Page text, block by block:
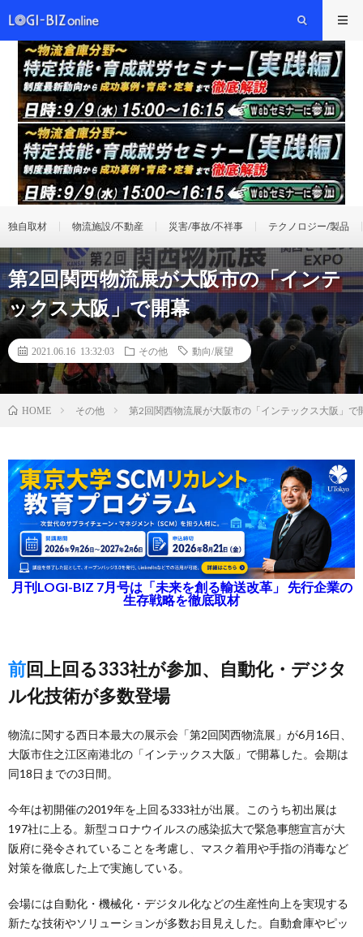
独自取材 物流施設/不動産 災害/事故/不祥事 テクノロジー/製品
第2回関西物流展が大阪市の「インテ
ックス大阪」で開幕
2021.06.16 13:32:03 その他 動向/展望
HOME その他 第2回関西物流展が大阪市の「インテックス大阪」で
月刊LOGI-BIZ 7月号は「未来を創る輸送改革」 先行企業の
生存戦略を徹底取材
前回上回る333社が参加、自動化・デジタ
ル化技術が多数登場
物流に関する西日本最大の展示会「第2回関西物流展」が6月16日、
大阪市住之江区南港北の「インテックス大阪」で開幕した。会期は
同18日までの3日間。
今年は初開催の2019年を上回る333社が出展。このうち初出展は
197社に上る。新型コロナウイルスの感染拡大で緊急事態宣言が大
阪府に発令されていることを考慮し、マスク着用や手指の消毒など
対策を徹底した上で実施している。
会場には自動化・機械化・デジタル化などの生産性向上を実現する
新たな技術やソリューションが多数お目見えした。自動倉庫やピッ